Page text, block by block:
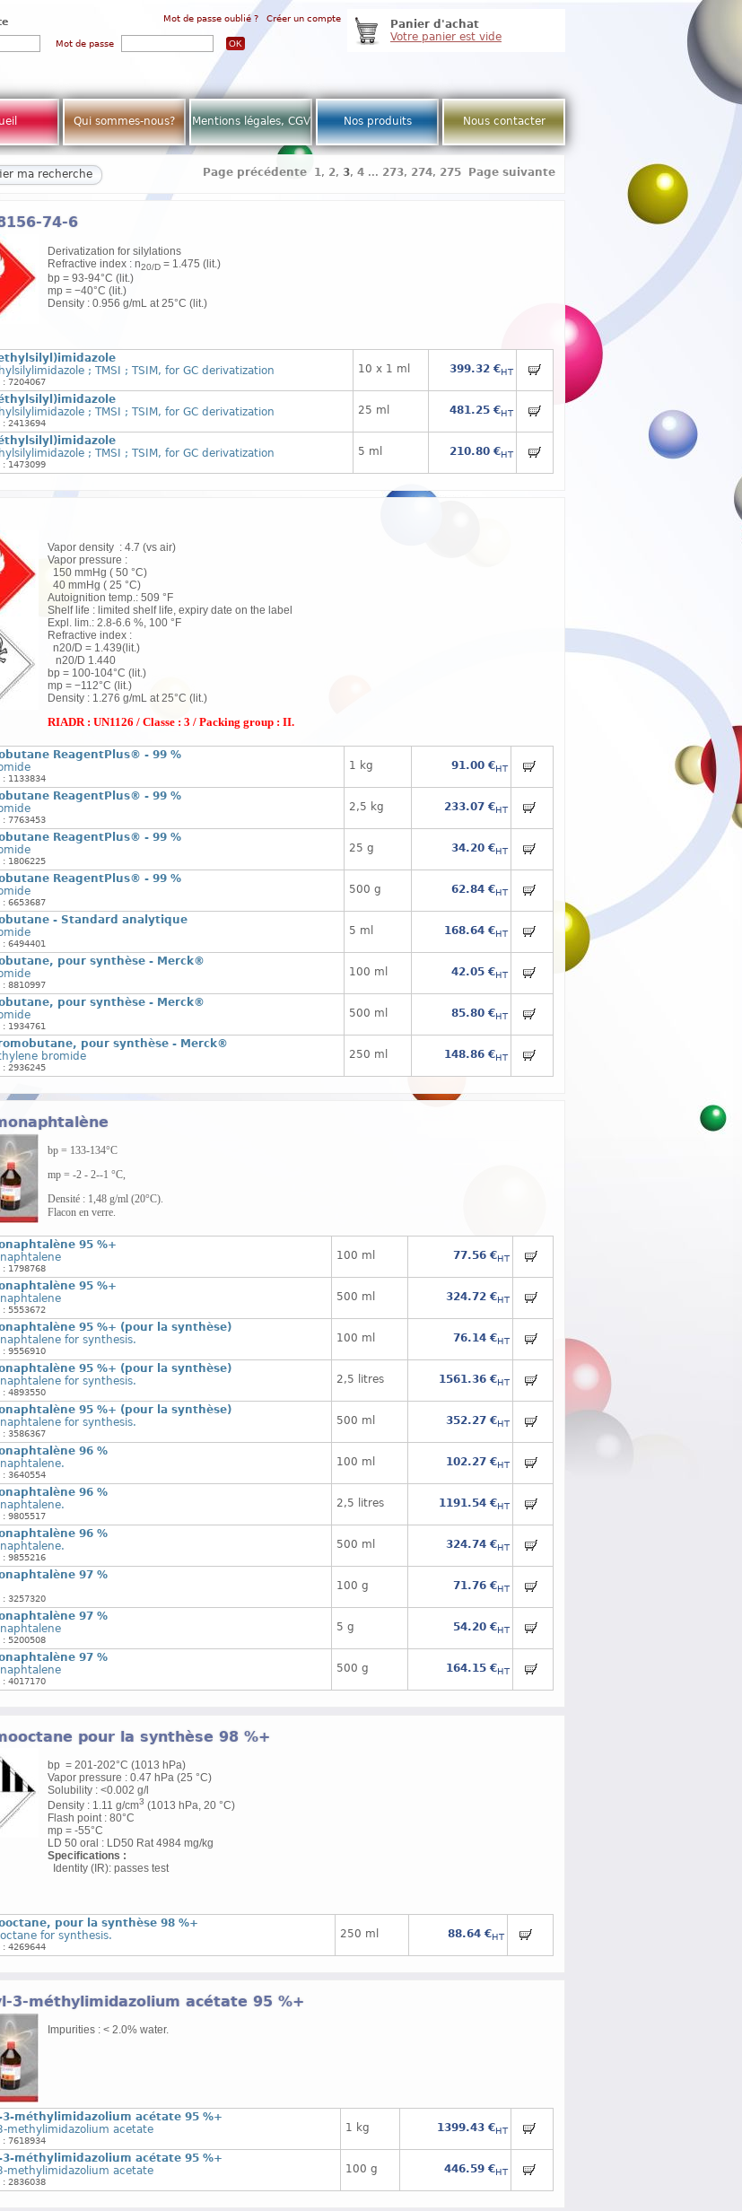
Mot de passe oublié ? Créer un compte
Mot de passe
Panier d'achat
Votre panier est vide
Qui sommes-nous? Mentions légales, CGV Nos produits Nous contacter
ma recherche Page précédente 1, 2,3,4 ... 273, 274, 275 Page suivante
74-6
Derivatization for silylations
Refractive index : n20/D= 1.475 (lit.)
bp = 93-94°C (lit.)
mp = −40°C (lit.)
Density : 0.956 g/mL at 25°C (lit.)
; TMSI ; TSIM, for GC derivatization
: 7204067
10 x 1 ml 399.32 €HT
; TMSI ; TSIM, for GC derivatization
: 2413694
25 ml 481.25 €HT
; TMSI ; TSIM, for GC derivatization
: 1473099
5 ml 210.80 €HT
Vapor density : 4.7 (vs air)
Vapor pressure :
150 mmHg ( 50 °C)
40 mmHg ( 25 °C)
Autoignition temp.: 509 °F
Shelf life : limited shelf life, expiry date on the label
Expl. lim.: 2.8-6.6 %, 100 °F
Refractive index :
n20/D = 1.439(lit.)
n20/D 1.440
bp = 100-104°C (lit.)
mp = −112°C (lit.)
Density : 1.276 g/mL at 25°C (lit.)
RIADR : UN1126 / Classe : 3 / Packing group : II.
ReagentPlus® - 99 %
: 1133834
1 kg 91.00 €HT
ReagentPlus® - 99 %
: 7763453
2,5 kg 233.07 €HT
ReagentPlus® - 99 %
: 1806225
25 g 34.20 €HT
ReagentPlus® - 99 %
: 6653687
500 g 62.84 €HT
- Standard analytique
6494401
5 ml 168.64 €HT
pour synthèse - Merck®
: 8810997
100 ml 42.05 €HT
pour synthèse - Merck®
1934761
500 ml 85.80 €HT
pour synthèse - Merck®
bromide
: 2936245
250 ml 148.86 €HT
bp = 133-134°C
mp = -2 - 2--1 °C,
Densité : 1,48 g/ml (20°C).
Flacon en verre.
95 %+
: 1798768
100 ml 77.56 €HT
95 %+
: 5553672
500 ml 324.72 €HT
95 %+ (pour la synthèse)
for synthesis.
: 9556910
100 ml 76.14 €HT
95 %+ (pour la synthèse)
for synthesis.
: 4893550
2,5 litres 1561.36 €HT
95 %+ (pour la synthèse)
for synthesis.
: 3586367
500 ml 352.27 €HT
96 %
: 3640554
100 ml 102.27 €HT
96 %
: 9805517
2,5 litres 1191.54 €HT
96 %
: 9855216
500 ml 324.74 €HT
97 %
: 3257320
100 g 71.76 €HT
97 %
: 5200508
5 g 54.20 €HT
97 %
: 4017170
500 g 164.15 €HT
pour la synthèse 98 %+
bp = 201-202°C (1013 hPa)
Vapor pressure : 0.47 hPa (25 °C)
Solubility : <0.002 g/l
Density : 1.11 g/cm3 (1013 hPa, 20 °C)
Flash point : 80°C
mp = -55°C
LD 50 oral : LD50 Rat 4984 mg/kg
Specifications :
Identity (IR): passes test
pour la synthèse 98 %+
for synthesis.
: 4269644
250 ml 88.64 €HT
3-méthylimidazolium acétate 95 %+
Impurities : < 2.0% water.
3-méthylimidazolium acétate 95 %+
methylimidazolium acetate
: 7618934
1 kg 1399.43 €HT
3-méthylimidazolium acétate 95 %+
methylimidazolium acetate
: 2836038
100 g 446.59 €HT